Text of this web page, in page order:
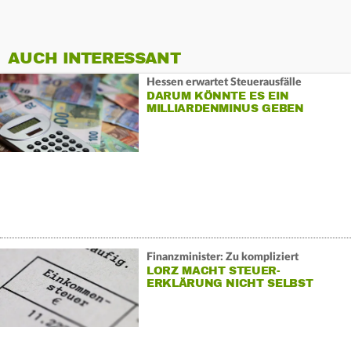
AUCH INTERESSANT
Hessen erwartet Steuerausfälle
DARUM KÖNNTE ES EIN
MILLIARDENMINUS GEBEN
Finanzminister: Zu kompliziert
LORZ MACHT STEUER-
ERKLÄRUNG NICHT SELBST